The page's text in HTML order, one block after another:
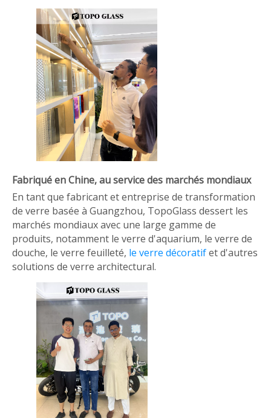
Fabriqué en Chine, au service des marchés mondiaux
En tant que fabricant et entreprise de transformation
de verre basée à Guangzhou, TopoGlass dessert les
marchés mondiaux avec une large gamme de
produits, notamment le verre d'aquarium, le verre de
douche, le verre feuilleté, le verre décoratifet d'autres
solutions de verre architectural.